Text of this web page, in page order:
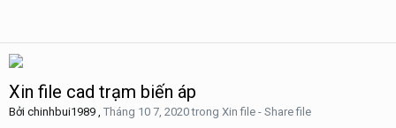
Xin file cad trạm biến áp
Bởi chinhbui1989 , Tháng 10 7, 2020trong Xin file - Share file